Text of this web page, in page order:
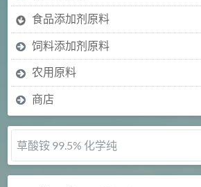
食品添加剂原料
饲料添加剂原料
农用原料
商店
草酸铵 99.5% 化学纯